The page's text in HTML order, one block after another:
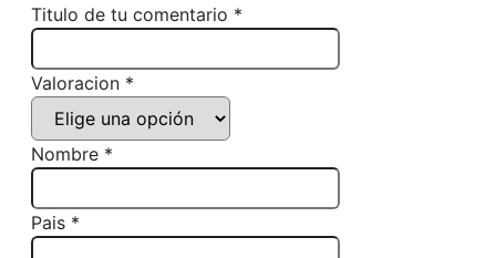
Titulo de tu comentario *
Valoracion *
Nombre *
Pais *